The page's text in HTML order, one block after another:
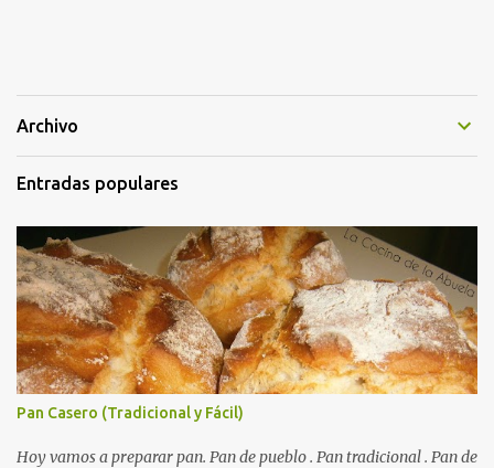
Archivo
Entradas populares
Pan Casero (Tradicional y Fácil)
Hoy vamos a preparar pan. Pan de pueblo . Pan tradicional . Pan de